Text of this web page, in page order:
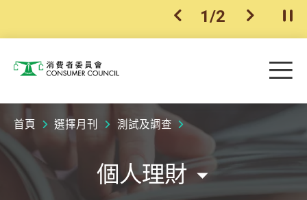
上一個
1/2 下一個開
消費者委員會 目
首頁 選擇月刊 測試及調查
個人理財